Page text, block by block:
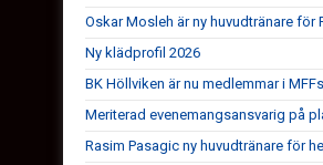
Oskar Mosleh är ny huvudtränare för
Ny klädprofil 2026
BK Höllviken är nu medlemmar i
Meriterad evenemangsansvarig på
Rasim Pasagic ny huvudtränare för